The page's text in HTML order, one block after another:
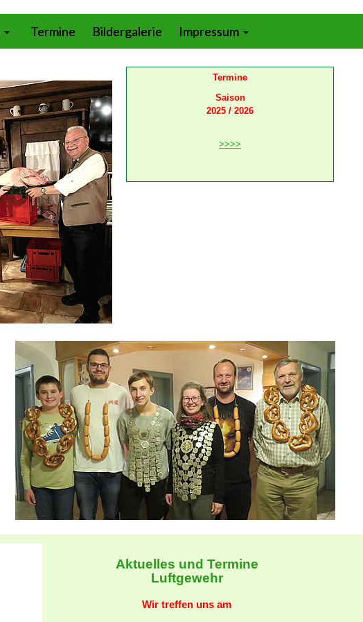
Termine Bildergalerie Impressum
Termine
Saison
2025 / 2026
>>>>
Aktuelles und Termine
Luftgewehr
Wir treffen uns am